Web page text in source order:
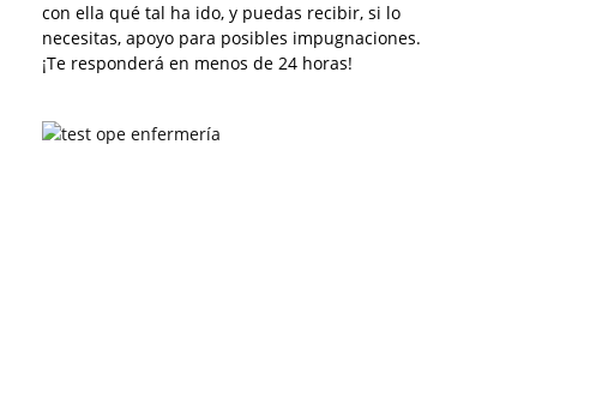
con ella qué tal ha ido, y puedas recibir, si lo
necesitas, apoyo para posibles impugnaciones.
¡Te responderá en menos de 24 horas!